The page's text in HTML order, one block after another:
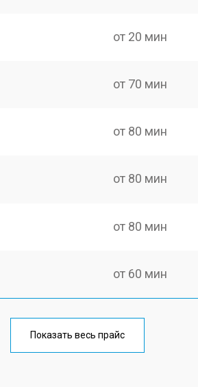
от 20 мин
от 70 мин
от 80 мин
от 80 мин
от 80 мин
от 60 мин
от 90 мин
Показать весь прайс